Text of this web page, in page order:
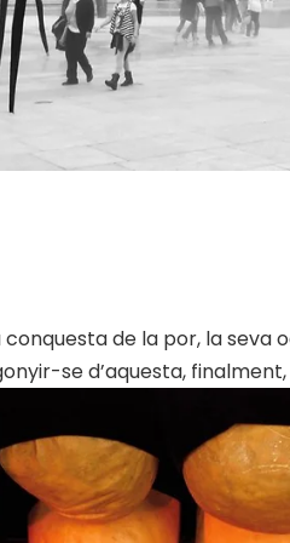
conquesta de la por, la
se d’aquesta,